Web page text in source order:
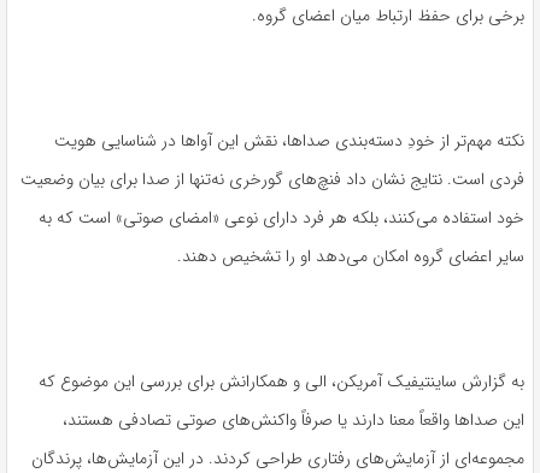
برخی برای حفظ ارتباط میان اعضای گروه.
نکته مهم‌تر از خودِ دسته‌بندی صداها، نقش این آواها در شناسایی هویت
فردی است. نتایج نشان داد فنچ‌های گورخری نه‌تنها از صدا برای بیان وضعیت
خود استفاده می‌کنند، بلکه هر فرد دارای نوعی «امضای صوتی» است که به
سایر اعضای گروه امکان می‌دهد او را تشخیص دهند.
به گزارش ساینتیفیک آمریکن، الی و همکارانش برای بررسی این موضوع که
این صداها واقعاً معنا دارند یا صرفاً واکنش‌های صوتی تصادفی هستند،
مجموعه‌ای از آزمایش‌های رفتاری طراحی کردند. در این آزمایش‌ها، پرندگان